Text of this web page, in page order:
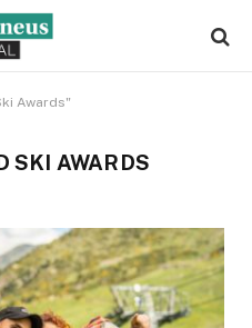
Awards"
SKI AWARDS